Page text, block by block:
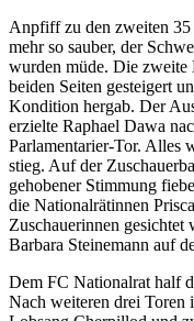
Anpfiff zu den zweiten
mehr so sauber, der
wurden müde. Die zweite
beiden Seiten gesteigert
Kondition hergab. Der
erzielte Raphael Dawa
Parlamentarier-Tor. Alles
stieg. Auf der
gehobener Stimmung
die Nationalrätinnen
Zuschauerinnen gesichtet
Barbara Steinemann auf
Dem FC Nationalrat half
Nach weiteren drei Toren